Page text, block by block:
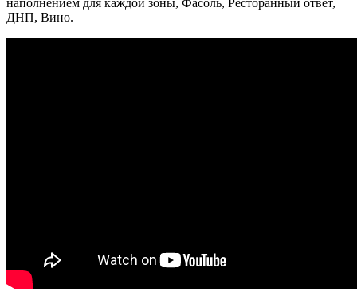
наполнением для каждой зоны, Фасоль, Ресторанный ответ,
ДНП, Вино.